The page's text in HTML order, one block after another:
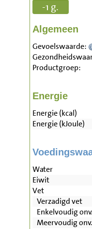
-1 g.
Algemeen
Gevoelswaarde:
Productgroep:
Energie
Energie (kcal)
Energie (kJoule)
Water
Eiwit
Vet
Verzadigd vet
Enkelvoudig
Meervoudig